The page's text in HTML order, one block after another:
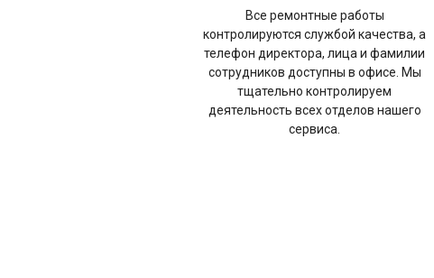
Все ремонтные работы
контролируются службой качества, а
телефон директора, лица и фамилии
сотрудников доступны в офисе. Мы
тщательно контролируем
деятельность всех отделов нашего
сервиса.